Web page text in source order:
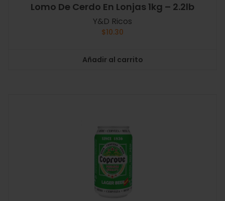
Lomo De Cerdo En Lonjas 1kg – 2.2lb
Y&D Ricos
$10.30
Añadir al carrito